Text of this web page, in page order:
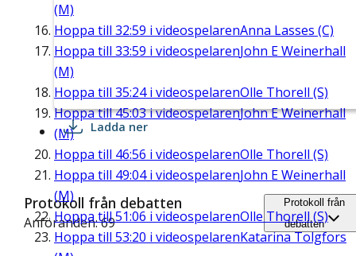
(M)
Hoppa till 32:59 i videospelarenAnna Lasses (C)
Hoppa till 33:59 i videospelarenJohn E Weinerhall
(M)
Hoppa till 35:24i videospelarenOlle Thorell (S)
Hoppa till45:03i videospelarenJohn E Weinerhall
(M)
Hoppa till 46:56 i videospelarenOlle Thorell (S)
Hoppa till 49:04i videospelarenJohn E Weinerhall
(M)
Hoppa till51:06 i videospelarenOlle Thorell (S)
Hoppa till 53:20 i videospelarenKatarina Tolgfors
Ladda ner
Protokoll från debatten
Anföranden: 69
Protokoll från
debatten